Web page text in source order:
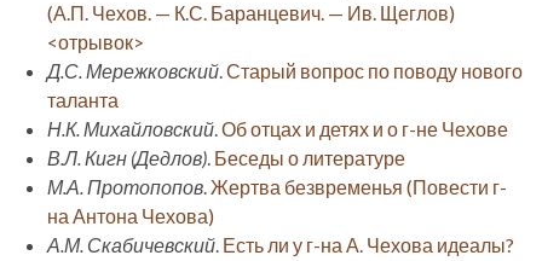
(А.П. Чехов. — К.С. Баранцевич. — Ив. Щеглов)
<отрывок>
Д.С. Мережковский.Старый вопрос по поводу нового
таланта
Н.К. Михайловский.Об отцах и детях и о г-не Чехове
В.Л. Кигн (Дедлов). Беседы о литературе
М.А. Протопопов.Жертва безвременья (Повести г-
на Антона Чехова)
А.М. Скабичевский. Есть ли у г-на А. Чехова идеалы?